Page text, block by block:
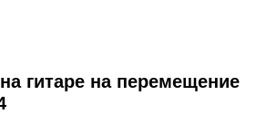
гитаре на перемещение